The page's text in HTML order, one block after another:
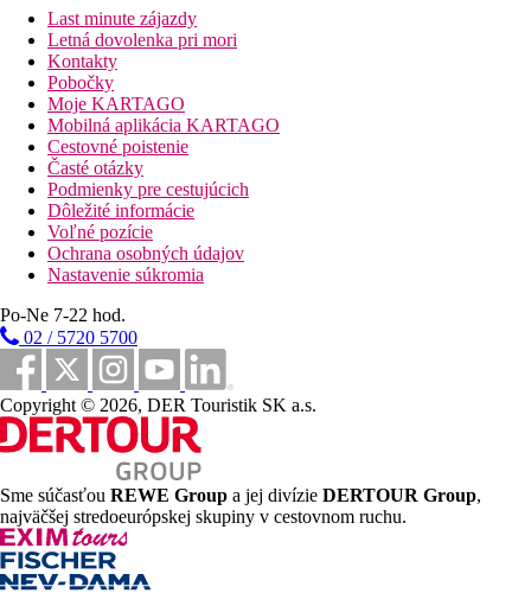
Dalšie služby
Kúpele, masáže, fitness, potápanie, šnorchlovanie.
Vzdialenosti
35 km
Centrum mesta
35 km
Vzdialenosť od najbližšieho letiska
Vzdialenosť k pláži
0 m
Reštaurácia
0 m
More
Pláž
Plážová dovolenka
Last minute zájazdy
Letná dovolenka pri mori
Kontakty
Pobočky
Moje KARTAGO
Mobilná aplikácia KARTAGO
Cestovné poistenie
Časté otázky
Podmienky pre cestujúcich
Dôležité informácie
Voľné pozície
Ochrana osobných údajov
Nastavenie súkromia
Po-Ne 7-22 hod.
02 / 5720 5700
Copyright © 2026, DER Touristik SK a.s.
Sme súčasťou REWE Group a jej divízie DERTOUR Group,
najväčšej stredoeurópskej skupiny v cestovnom ruchu.